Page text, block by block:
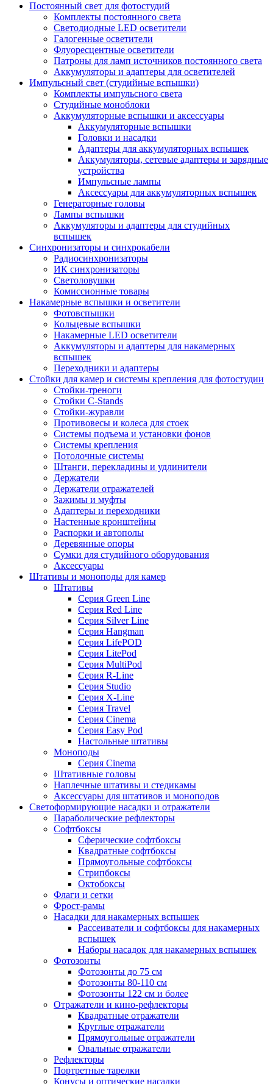
Постоянный свет для фотостудий
Комплекты постоянного света
Светодиодные LED осветители
Галогенные осветители
Флуоресцентные осветители
Патроны для ламп источников постоянного света
Аккумуляторы и адаптеры для осветителей
Импульсный свет (студийные вспышки)
Комплекты импульсного света
Студийные моноблоки
Аккумуляторные вспышки и аксессуары
Аккумуляторные вспышки
Головки и насадки
Адаптеры для аккумуляторных вспышек
Аккумуляторы, сетевые адаптеры и зарядные
устройства
Импульсные лампы
Аксессуары для аккумуляторных вспышек
Генераторные головы
Лампы вспышки
Аккумуляторы и адаптеры для студийных
вспышек
Синхронизаторы и синхрокабели
Радиосинхронизаторы
ИК синхронизаторы
Светоловушки
Комиссионные товары
Накамерные вспышки и осветители
Фотовспышки
Кольцевые вспышки
Накамерные LED осветители
Аккумуляторы и адаптеры для накамерных
вспышек
Переходники и адаптеры
Стойки для камер и системы крепления для фотостудии
Стойки-треноги
Стойки C-Stands
Стойки-журавли
Противовесы и колеса для стоек
Системы подъема и установки фонов
Системы крепления
Потолочные системы
Штанги, перекладины и удлинители
Держатели
Держатели отражателей
Зажимы и муфты
Адаптеры и переходники
Настенные кронштейны
Распорки и автополы
Деревянные опоры
Сумки для студийного оборудования
Аксессуары
Штативы и моноподы для камер
Штативы
Серия Green Line
Серия Red Line
Серия Silver Line
Серия Hangman
Серия LifePOD
Серия LitePod
Серия MultiPod
Серия R-Line
Серия Studio
Серия X-Line
Серия Travel
Серия Cinema
Серия Easy Pod
Настольные штативы
Моноподы
Серия Cinema
Штативные головы
Наплечные штативы и стедикамы
Аксессуары для штативов и моноподов
Светоформирующие насадки и отражатели
Параболические рефлекторы
Софтбоксы
Сферические софтбоксы
Квадратные софтбоксы
Прямоугольные софтбоксы
Стрипбоксы
Октобоксы
Флаги и сетки
Фрост-рамы
Насадки для накамерных вспышек
Рассеиватели и софтбоксы для накамерных
вспышек
Наборы насадок для накамерных вспышек
Фотозонты
Фотозонты до 75 см
Фотозонты 80-110 см
Фотозонты 122 см и более
Отражатели и кино-рефлекторы
Квадратные отражатели
Круглые отражатели
Прямоугольные отражатели
Овальные отражатели
Рефлекторы
Портретные тарелки
Конусы и оптические насадки